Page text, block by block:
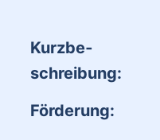
Kurzbe­
schreibung:
Förderung: